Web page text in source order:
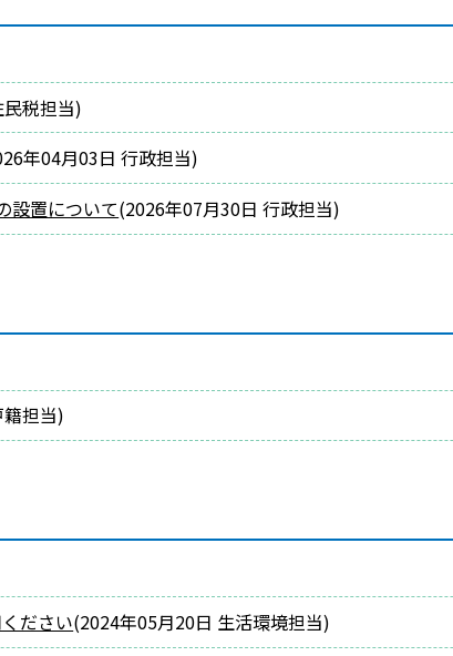
税担当)
年04月03日 行政担当)
設置について(2026年07月30日 行政担当)
籍担当)
ださい(2024年05月20日 生活環境担当)